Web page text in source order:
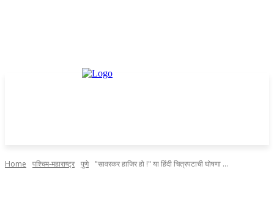
Home पश्चिम-महाराष्ट्र पुणे "सावरकर हाजिर हो !" या हिंदी चित्रपटाची घोषणा ...